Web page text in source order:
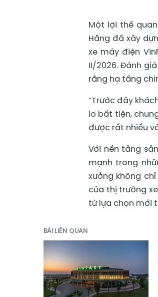
Một lợi thế
Hãng đã xây
xe máy điện
II/2026. Đánh
rằng hạ tầng
“Trước đây
lo bất tiện,
được rất nhiều
Với nền tảng
mạnh trong
xưởng không
của thị trường
từ lựa chọn mới
BÀI LIÊN QUAN